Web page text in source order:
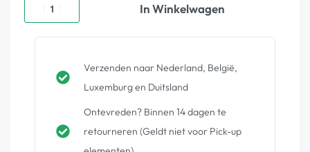
In Winkelwagen
Verzenden naar Nederland, België,
Luxemburg en Duitsland
Ontevreden? Binnen 14 dagen te
retourneren (Geldt niet voor Pick-up